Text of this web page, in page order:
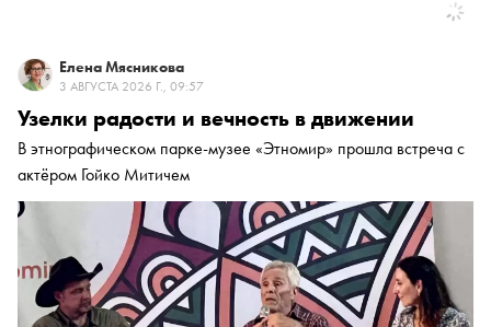
Елена Мясникова
3 АВГУСТА 2026 Г., 09:57
Узелки радости и вечность в движении
В этнографическом парке-музее «Этномир» прошла встреча с
актёром Гойко Митичем